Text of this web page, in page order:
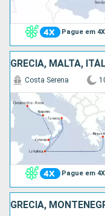
Pague em 4X
GRÉCIA, MALTA,
Pague em 4X
Costa Serena
GRÉCIA,